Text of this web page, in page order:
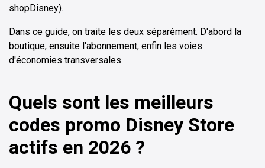
shopDisney).
Dans ce guide, on traite les deux séparément. D'abord la
boutique, ensuite l'abonnement, enfin les voies
d'économies transversales.
Quels sont les meilleurs
codes promo Disney Store
actifs en 2026 ?